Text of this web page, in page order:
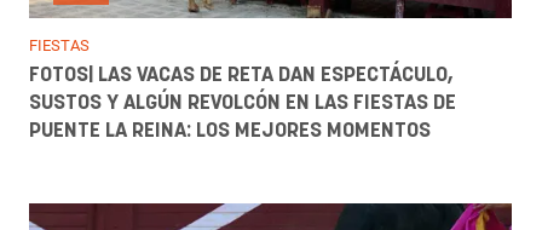
FIESTAS
FOTOS| LAS VACAS DE RETA DAN ESPECTÁCULO,
SUSTOS Y ALGÚN REVOLCÓN EN LAS FIESTAS DE
PUENTE LA REINA: LOS MEJORES MOMENTOS